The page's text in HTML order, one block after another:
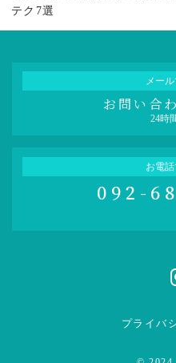
テク7選
メー
お問い合
24時
お電
092-
プライバ